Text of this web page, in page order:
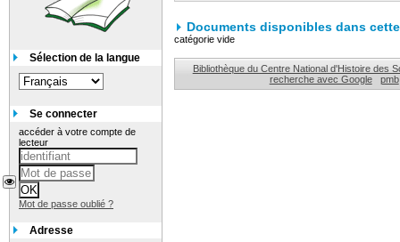
Documents disponibles dans
catégorie vide
Bibliothèque du Centre National d'Histoire des
recherche avec Google
pmb
Sélection de la langue
Se connecter
accéder à votre compte de
lecteur
Mot de passe oublié ?
Adresse